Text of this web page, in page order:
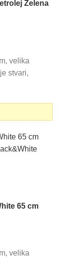
Zelena
velika
stvari,
65 cm
velika